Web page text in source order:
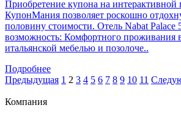
Приобретение купона на интерактивной
КупонМания позволяет роскошно
половину стоимости. Отель Nabat Palace
возможность: Комфортного проживания
итальянской мебелью и позолоче..
Подробнее
Предыдущая 1 2 3 4 5 6 7 8 9 10 11
Компания